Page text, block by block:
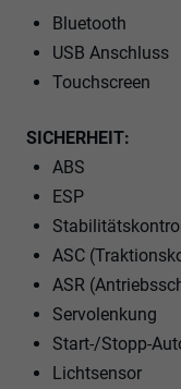
Bluetooth
USB Anschluss
Touchscreen
SICHERHEIT:
ABS
ESP
ASC
ASR
Servolenkung
Start-/Stopp-
Lichtsensor